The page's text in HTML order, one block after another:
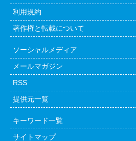
利用規約
著作権と転載について
ソーシャルメディア
メールマガジン
RSS
提供元一覧
キーワード一覧
サイトマップ